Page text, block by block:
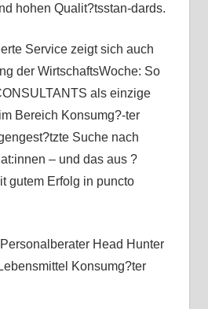
hohen Qualit?tsstan-dards.
Service zeigt sich auch
der WirtschaftsWoche: So
als einzige
Bereich Konsumg?-ter
Suche nach
– und das aus ?
gutem Erfolg in puncto
Head Hunter
Konsumg?ter